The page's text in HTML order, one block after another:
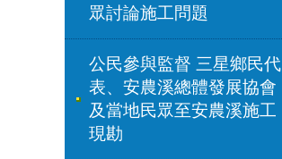
眾討論施工問題
公民參與監督 三星鄉民代
表、安農溪總體發展協會
及當地民眾至安農溪施工
現勘